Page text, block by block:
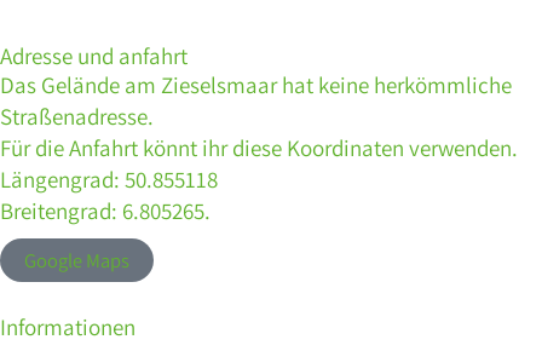
Adresse und anfahrt
Das Gelände am Zieselsmaar hat keine herkömmliche
Straßenadresse.
Für die Anfahrt könnt ihr diese Koordinaten verwenden.
Längengrad: 50.855118
Breitengrad: 6.805265.
Google Maps
Informationen